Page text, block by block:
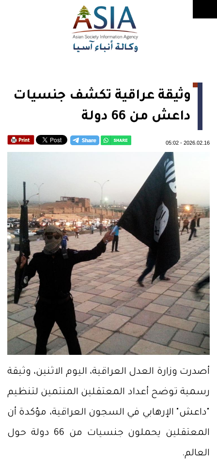
وثيقة عراقية تكشف جنسيات
داعش من 66 دولة
2026.02.16
-
05:02
أصدرت وزارة العدل العراقية، اليوم الاثنين، وثيقة
رسمية توضح أعداد المعتقلين المنتمين لتنظيم
"داعش" الإرهابي في السجون العراقية، مؤكدة أن
المعتقلين يحملون جنسيات من 66 دولة حول
العالم.